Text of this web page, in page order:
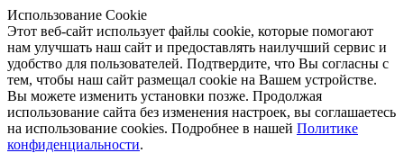
Использование Cookie
Этот веб-сайт использует файлы cookie, которые помогают
нам улучшать наш сайт и предоставлять наилучший сервис и
удобство для пользователей. Подтвердите, что Вы согласны с
тем, чтобы наш сайт размещал cookie на Вашем устройстве.
Вы можете изменить установки позже. Продолжая
использование сайта без изменения настроек, вы соглашаетесь
на использование cookies. Подробнее в нашей Политике
конфиденциальности.